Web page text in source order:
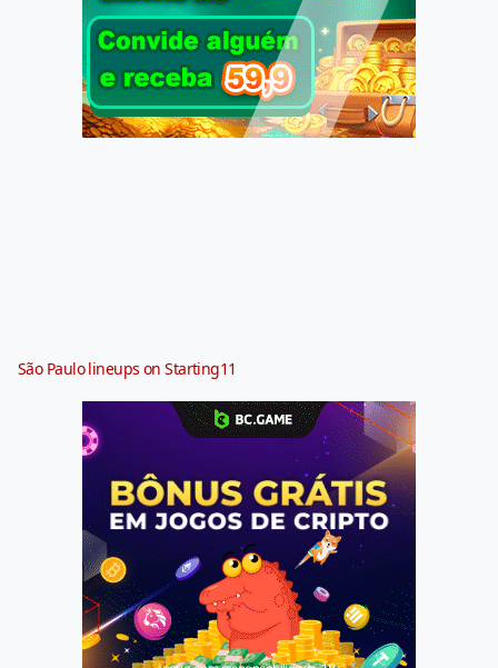
São Paulo lineups on Starting11